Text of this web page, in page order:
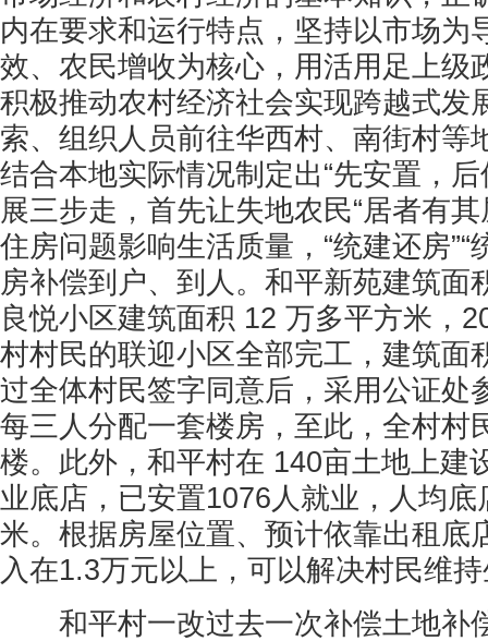
内在要求和运行特点，坚持以市场为
效、农民增收为核心，用活用足上级
积极推动农村经济社会实现跨越式发
索、组织人员前往华西村、南街村等
结合本地实际情况制定出“先安置，
展三步走，首先让失地农民“居者有
住房问题影响生活质量，“统建还房”“
房补偿到户、到人。和平新苑建筑面
良悦小区建筑面积 12 万多平方米，
村村民的联迎小区全部完工，建筑面
过全体村民签字同意后，采用公证处
每三人分配一套楼房，至此，全村村
楼。此外，和平村在 140亩土地上建
业底店，已安置1076人就业，人均
米。根据房屋位置、预计依靠出租底
入在1.3万元以上，可以解决村民维
和平村一改过去一次补偿土地补